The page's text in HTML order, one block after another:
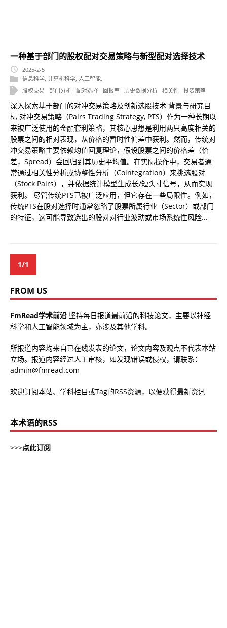
一种基于部门的股权配对交易策略与新型配对选择技术
2025-2-5
信息科学, 计算机科学, 人工智能,
股权交易
部门分析 配对选择 回报率 历史数据分析 相关性 投资策略
深入探索基于部门的对冲交易策略及创新选股技术 背景与研究目
标 对冲交易策略（Pairs Trading Strategy, PTS）作为一种长期以
来被广泛使用的金融套利策略，其核心思想是利用两只高度相关的
股票之间的相对表现，从价格的暂时性偏差中获利。然而，传统对
冲交易策略主要依赖均值回复理论，假设股票之间的价格差（价
差，Spread）会回归到其历史平均值。在实际操作中，交易者通
常通过相关性分析或协整性分析（Cointegration）来挑选股对
（Stock Pairs），并依据统计模型生成长/短头寸信号，从而实现
获利。 尽管传统PTS已被广泛应用，但它存在一些局限性。例如，
传统PTS在股对选择时通常忽略了股票所属行业（Sector）或部门
的特征，这可能导致选出的股对对行业波动或市场系统性风险...
1/1
FROM US
FmRead学术前沿 坚持每日报道最前沿的科技论文，主要以神经
科学和人工智能领域为主，亦涉及其他学科。
所报道内容均来自已在线发表的论文，论文内容及观点不代表本站
立场。报道内容经过人工审核，如发现错误或侵权，请联系：
admin@fmread.com
欢迎订阅本站、学科栏目或Tag的RSS资源，以便获得最新资讯
本术语的RSS
>>>点此订阅